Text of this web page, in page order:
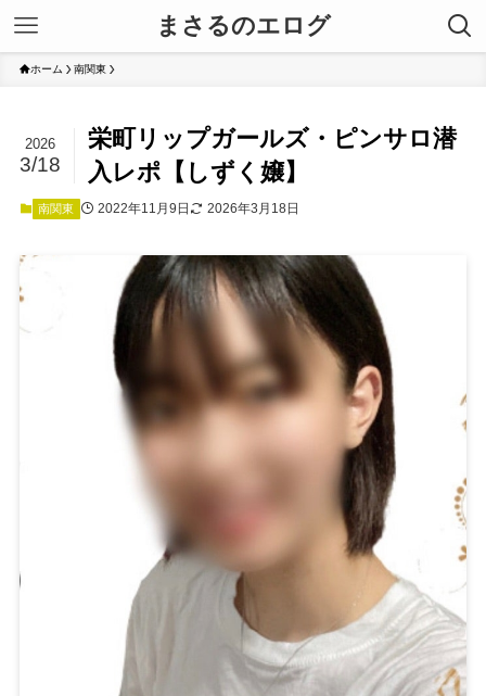
まさるのエログ
ホーム 南関東
栄町リップガールズ・ピンサロ潜
入レポ【しずく嬢】
2026
3/18
南関東 2022年11月9日 2026年3月18日